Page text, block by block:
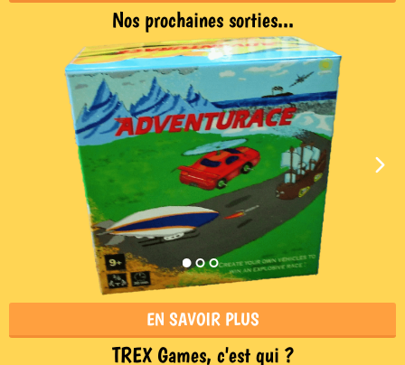
Nos prochaines sorties...
EN SAVOIR PLUS
TREX Games, c'est qui ?